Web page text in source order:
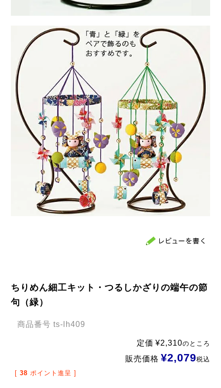
ちりめん細工キット・つるしかざりの端午の節
句（緑）
商品番号 ts-lh409
定価 ¥2,310のところ
販売価格 ¥2,079税込
[ 38 ポイント進呈 ]